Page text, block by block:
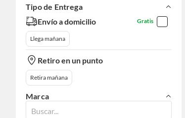
Tipo de Entrega
Envío a domicilio
Gratis
Llega mañana
Retiro en un punto
Retira mañana
Marca